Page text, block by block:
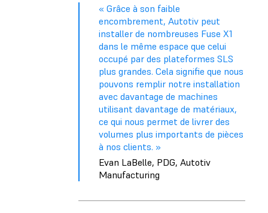
« Grâce à son faible
encombrement, Autotiv peut
installer de nombreuses Fuse X1
dans le même espace que celui
occupé par des plateformes SLS
plus grandes. Cela signifie que nous
pouvons remplir notre installation
avec davantage de machines
utilisant davantage de matériaux,
ce qui nous permet de livrer des
volumes plus importants de pièces
à nos clients. »
Evan LaBelle, PDG, Autotiv
Manufacturing